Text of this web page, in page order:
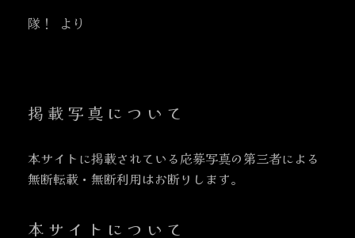
隊！ より
掲載写真について
本サイトに掲載されている応募写真の第三者による
無断転載・無断利用はお断りします。
本サイトについて